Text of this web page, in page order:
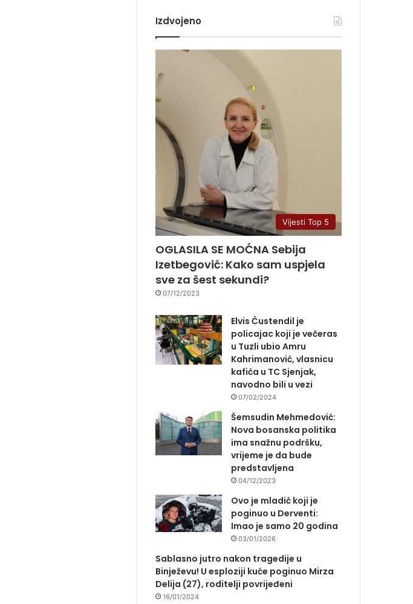
Izdvojeno
Vijesti Top 5
OGLASILA SE MOĆNA Sebija
Izetbegović: Kako sam uspjela
sve za šest sekundi?
07/12/2023
Elvis Ćustendil je
policajac koji je večeras
u Tuzli ubio Amru
Kahrimanović, vlasnicu
kafića u TC Sjenjak,
navodno bili u vezi
07/02/2024
Šemsudin Mehmedović:
Nova bosanska politika
ima snažnu podršku,
vrijeme je da bude
predstavljena
04/12/2023
Ovo je mladić koji je
poginuo u Derventi:
Imao je samo 20 godina
03/01/2026
Sablasno jutro nakon tragedije u
Binježevu! U esploziji kuće poginuo Mirza
Delija (27), roditelji povrijeđeni
16/01/2024